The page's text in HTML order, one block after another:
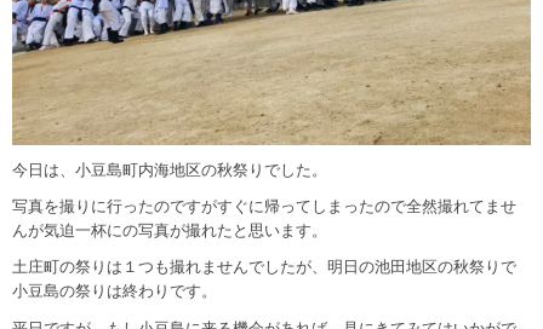
今日は、小豆島町内海地区の秋祭りでした。
写真を撮りに行ったのですがすぐに帰ってしまったので全然撮れてませ
んが気迫一杯にの写真が撮れたと思います。
土庄町の祭りは１つも撮れませんでしたが、明日の池田地区の秋祭りで
小豆島の祭りは終わりです。